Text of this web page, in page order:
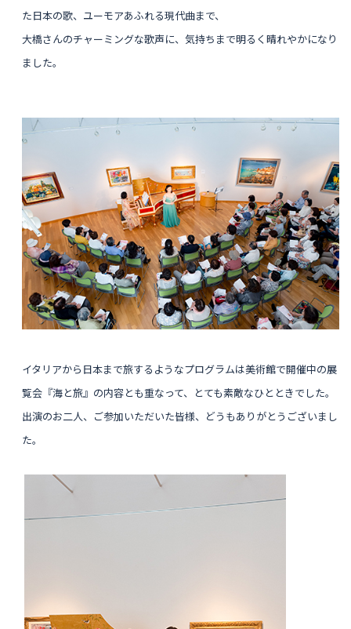
た日本の歌、ユーモアあふれる現代曲まで、
大橋さんのチャーミングな歌声に、気持ちまで明るく晴れやかになり
ました。
イタリアから日本まで旅するようなプログラムは美術館で開催中の展
覧会『海と旅』の内容とも重なって、とても素敵なひとときでした。
出演のお二人、ご参加いただいた皆様、どうもありがとうございまし
た。